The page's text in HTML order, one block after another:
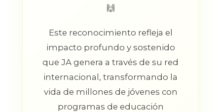
🙌
Este reconocimiento refleja el
impacto profundo y sostenido
que JA genera a través de su red
internacional, transformando la
vida de millones de jóvenes con
programas de educación